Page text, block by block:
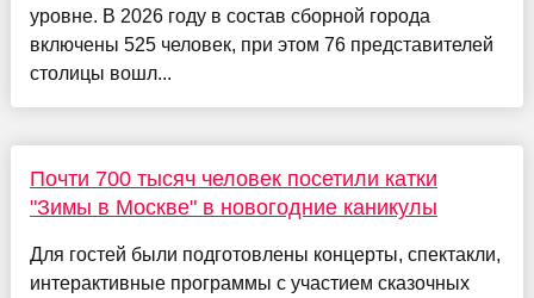
уровне. В 2026 году в состав сборной города
включены 525 человек, при этом 76 представителей
столицы вошл...
Почти 700 тысяч человек посетили катки
"Зимы в Москве" в новогодние каникулы
Для гостей были подготовлены концерты, спектакли,
интерактивные программы с участием сказочных